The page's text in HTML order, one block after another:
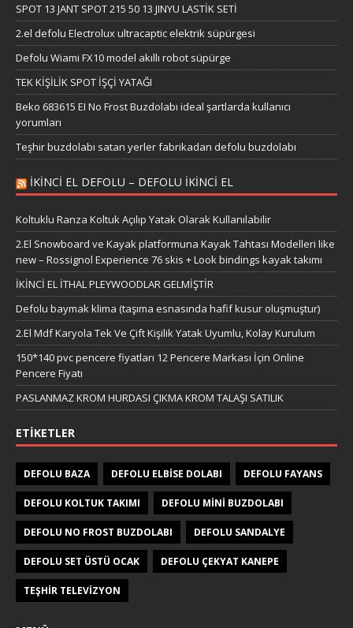
SPOT 13 JANT SPOT 215 50 13 JINYU LASTİK SETİ
2.el defolu Electrolux ultracaptic elektrik süpürgesi
Defolu Wiami FX10 model akıllı robot süpürge
TEK KİŞİLİK SPOT İŞÇİ YATAĞI
Beko 683615 EI No Frost Buzdolabı ideal şartlarda kullanıcı
yorumları
Teşhir buzdolabı satan yerler fabrikadan defolu buzdolabı
IKINCI EL DEFOLU – DEFOLU IKINCI EL
Koltuklu Ranza Koltuk Açılıp Yatak Olarak Kullanılabilir
2.El Snowboard ve Kayak platformuna Kayak Tahtası Modelleri like
new – Rossignol Experience 76 skis + Look bindings kayak takımı
İKİNCİ EL İTHAL PLEYWOODLAR GELMİŞTİR
Defolu baymak klima (taşıma esnasında hafif kusur oluşmuştur)
2.El Mdf Karyola Tek Ve Çift Kişilik Yatak Uyumlu, Kolay Kurulum
150*140 pvc pencere fiyatları 12 Pencere Markası İçin Online
Pencere Fiyatı
PASLANMAZ KROM HURDASI ÇIKMA KROM TALAŞI SATILIK
ETIKETLER
DEFOLU BAZA DEFOLU ELBISE DOLABI DEFOLU FAYANS
DEFOLU KOLTUK TAKIMI DEFOLU MINI BUZDOLABI
DEFOLU NO FROST BUZDOLABI DEFOLU SANDALYE
DEFOLU SET ÜSTÜ OCAK DEFOLU ÇEKYAT KANEPE
TEŞHIR TELEVIZYON